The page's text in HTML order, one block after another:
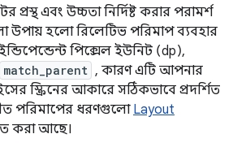
এবং উচ্চতা নির্দিষ্ট করার পরামর্শ
উপায় হলো রিলেটিভ পরিমাপ ব্যবহার
পিক্সেল ইউনিট (dp),
match_parent , কারণ এটি আপনার
স্ক্রিনের আকারে সঠিকভাবে প্রদর্শিত
পরিমাপের ধরণগুলো Layout
করা আছে।